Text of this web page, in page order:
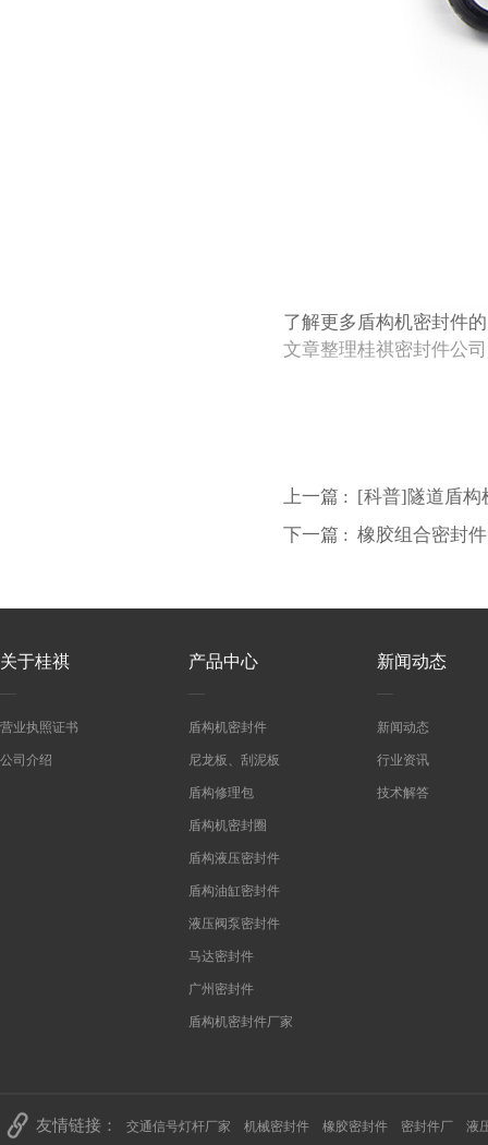
了解更多盾构机密封件
文章整理桂祺密封件公
上一篇 : [科普]隧道盾构
下一篇 : 橡胶组合密封
关于桂祺
营业执照证书
公司介绍
产品中心
盾构机密封件
尼龙板、刮泥板
盾构修理包
盾构机密封圈
盾构液压密封件
盾构油缸密封件
液压阀泵密封件
马达密封件
广州密封件
盾构机密封件厂家
新闻动态
新闻动态
行业资讯
技术解答
友情链接： 交通信号灯杆厂家 机械密封件 橡胶密封件 密封件厂 液